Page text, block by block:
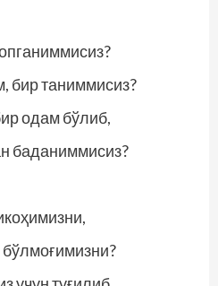
бир таниммисиз?
одам бўлиб,
баданиммисиз?